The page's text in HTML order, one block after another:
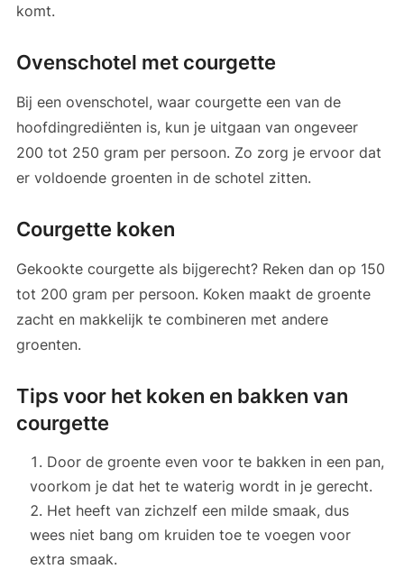
komt.
Ovenschotel met courgette
Bij een ovenschotel, waar courgette een van de
hoofdingrediënten is, kun je uitgaan van ongeveer
200 tot 250 gram per persoon. Zo zorg je ervoor dat
er voldoende groenten in de schotel zitten.
Courgette koken
Gekookte courgette als bijgerecht? Reken dan op 150
tot 200 gram per persoon. Koken maakt de groente
zacht en makkelijk te combineren met andere
groenten.
Tips voor het koken en bakken van
courgette
Door de groente even voor te bakken in een pan,
voorkom je dat het te waterig wordt in je gerecht.
Het heeft van zichzelf een milde smaak, dus
wees niet bang om kruiden toe te voegen voor
extra smaak.